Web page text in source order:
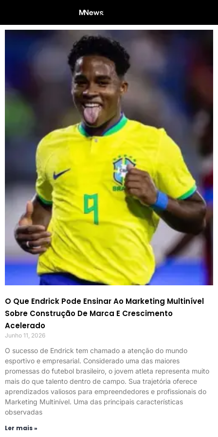
O Que Endrick Pode Ensinar Ao Marketing Multinível
Sobre Construção De Marca E Crescimento
Acelerado
Junho 11, 2026
O sucesso de Endrick tem chamado a atenção do mundo
esportivo e empresarial. Considerado uma das maiores
promessas do futebol brasileiro, o jovem atleta representa muito
mais do que talento dentro de campo. Sua trajetória oferece
aprendizados valiosos para empreendedores e profissionais do
Marketing Multinível. Uma das principais características
observadas
Ler mais »